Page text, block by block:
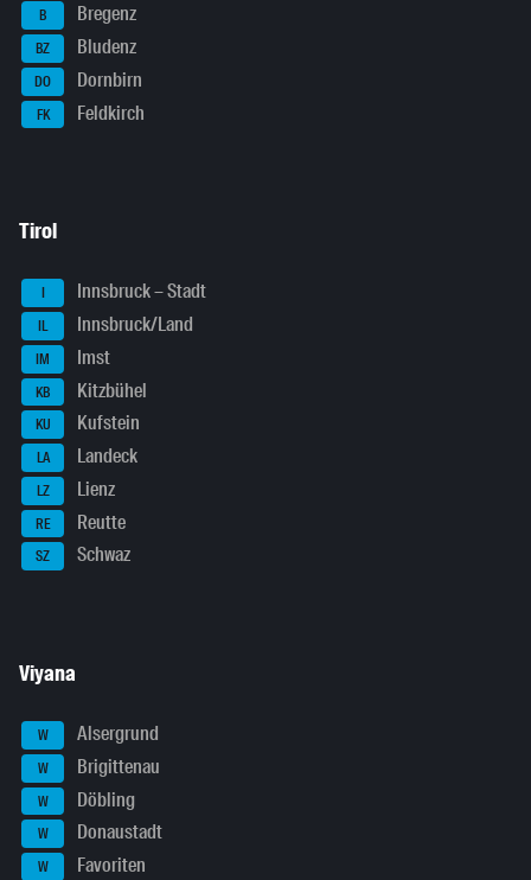
B Bregenz
BZ Bludenz
DO Dornbirn
FK Feldkirch
Tirol
I Innsbruck – Stadt
IL Innsbruck/Land
IM Imst
KB Kitzbühel
KU Kufstein
LA Landeck
LZ Lienz
RE Reutte
SZ Schwaz
Viyana
W Alsergrund
W Brigittenau
W Döbling
W Donaustadt
W Favoriten